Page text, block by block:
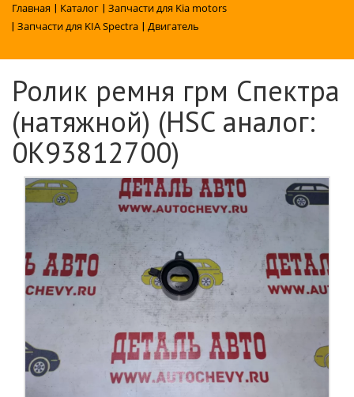
Главная | Каталог | Запчасти для Kia motors
| Запчасти для KIA Spectra | Двигатель
Ролик ремня грм Спектра
(натяжной) (HSC аналог:
0K93812700)